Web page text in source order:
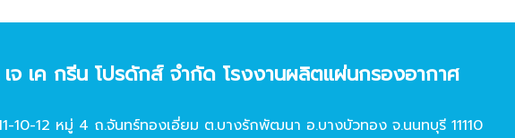
จ เค กรีน โปรดักส์ จํากัด โรงงานผลิตแผ่นกรองอากาศ
10-12 หมู่ 4 ถ.จันทร์ทองเอี่ยม ต.บางรักพัฒนา อ.บางบัวทอง จ.นนทบุรี 11110